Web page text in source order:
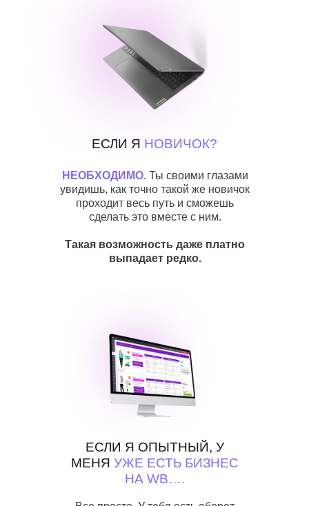
ЕСЛИ Я НОВИЧОК?
НЕОБХОДИМО. Ты своими глазами
увидишь, как точно такой же новичок
проходит весь путь и сможешь
сделать это вместе с ним.
Такая возможность даже платно
выпадает редко.
ЕСЛИ Я ОПЫТНЫЙ, У
МЕНЯ УЖЕ ЕСТЬ БИЗНЕС
НА WB….